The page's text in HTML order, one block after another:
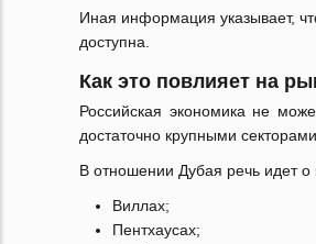
Иная информация указывает,
доступна.
Как это повлияет на
Российская экономика не
достаточно крупными
В отношении Дубая речь идет
Виллах;
Пентхаусах;